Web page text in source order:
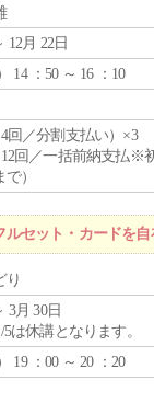
12月 22日
14 ：50 ～ 16 ：10
4回／分割支払い）×3
12回／一括前納支払※
）
セット・カードを自
り
3月 30日
は休講となります。
19 ：00 ～ 20 ：20